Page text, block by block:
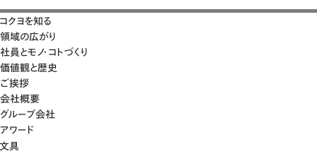
コクヨを知る
領域の広がり
社員とモノ・コトづくり
価値観と歴史
ご挨拶
会社概要
グループ会社
アワード
文具